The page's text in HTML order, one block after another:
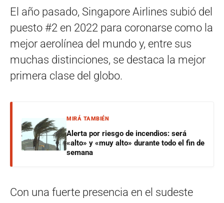
El año pasado, Singapore Airlines subió del
puesto #2 en 2022 para coronarse como la
mejor aerolínea del mundo y, entre sus
muchas distinciones, se destaca la mejor
primera clase del globo.
MIRÁ TAMBIÉN
Alerta por riesgo de incendios: será
«alto» y «muy alto» durante todo el fin de
semana
Con una fuerte presencia en el sudeste